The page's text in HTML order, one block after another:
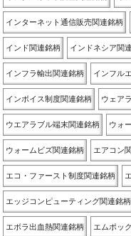
インターネット通信販売関連銘柄
インド関連銘柄 インドネシア関
インフラ輸出関連銘柄 インフル
インボイス制度関連銘柄 ウェア
ウエアラブル端末関連銘柄 ウォ
ウォームビズ関連銘柄 エアコン
エコ・ファースト制度関連銘柄
エッジコンピューティング関連銘柄
エボラ出血熱関連銘柄 エムポッ